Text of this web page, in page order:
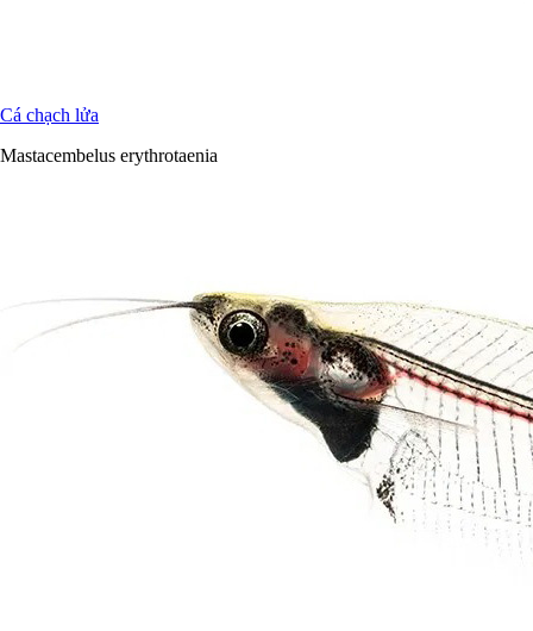
Cá chạch lửa
Mastacembelus erythrotaenia